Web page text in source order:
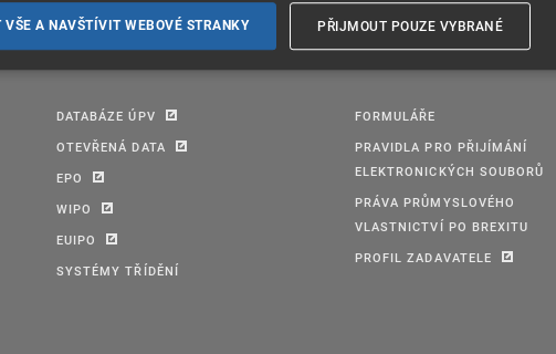
DATABÁZE ÚPV
OTEVŘENÁ DATA
EPO
WIPO
EUIPO
SYSTÉMY TŘÍDĚNÍ
FORMULÁŘE
PRAVIDLA PRO PŘIJÍMÁNÍ
ELEKTRONICKÝCH SOUBORŮ
PRÁVA PRŮMYSLOVÉHO
VLASTNICTVÍ PO BREXITU
PROFIL ZADAVATELE
VŠE A NAVŠTÍVIT WEBOVÉ STRANKY PŘIJMOUT POUZE VYBRANÉ